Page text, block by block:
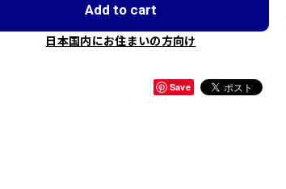
Add to cart
日本国内にお住まいの方向け
Save